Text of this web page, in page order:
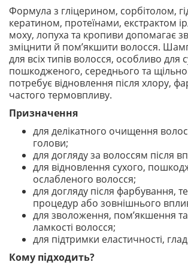
Формула з гліцерином, сорбітолом,
кератином, протеїнами, екстрактом
моху, лопуха та кропиви допомагає
зміцнити й пом’якшити волосся.
для всіх типів волосся, особливо для
пошкодженого, середнього та
потребує відновлення після хлору,
частого термовпливу.
Призначення
для делікатного очищення
голови;
для догляду за волоссям після
для відновлення сухого,
ослабленого волосся;
для догляду після фарбування,
процедур або зовнішнього
для зволоження, пом’якшення
ламкості волосся;
для підтримки еластичності,
Кому підходить?